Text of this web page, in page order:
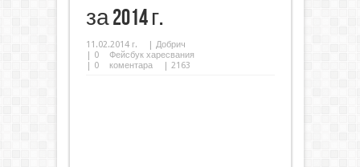
за 2014 г.
11.02.2014 г. | Добрич
| 0
Фейсбук харесвания
| 0 коментара | 2163